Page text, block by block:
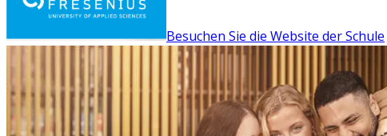
Besuchen Sie die Website der Schule